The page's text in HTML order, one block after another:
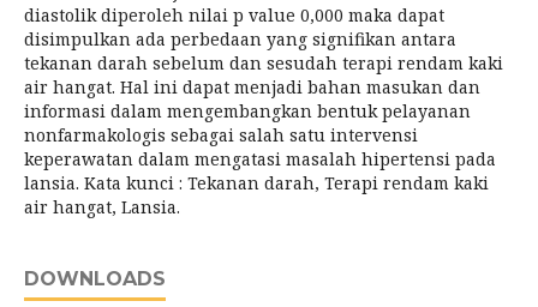
diastolik diperoleh nilai p value 0,000 maka dapat
disimpulkan ada perbedaan yang signifikan antara
tekanan darah sebelum dan sesudah terapi rendam kaki
air hangat. Hal ini dapat menjadi bahan masukan dan
informasi dalam mengembangkan bentuk pelayanan
nonfarmakologis sebagai salah satu intervensi
keperawatan dalam mengatasi masalah hipertensi pada
lansia. Kata kunci : Tekanan darah, Terapi rendam kaki
air hangat, Lansia.
DOWNLOADS